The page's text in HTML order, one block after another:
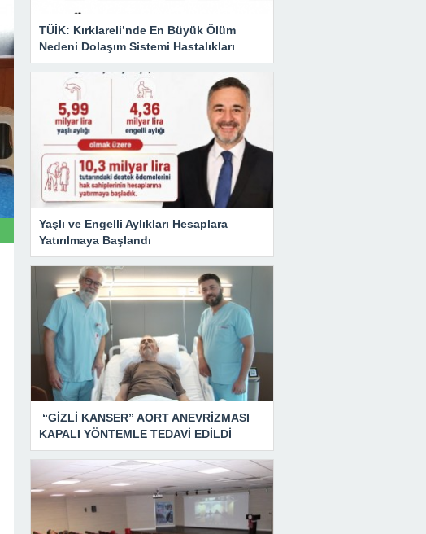
TÜİK: Kırklareli’nde En Büyük Ölüm
Nedeni Dolaşım Sistemi Hastalıkları
Yaşlı ve Engelli Aylıkları Hesaplara
Yatırılmaya Başlandı
“GİZLİ KANSER” AORT ANEVRİZMASI
KAPALI YÖNTEMLE TEDAVİ EDİLDİ